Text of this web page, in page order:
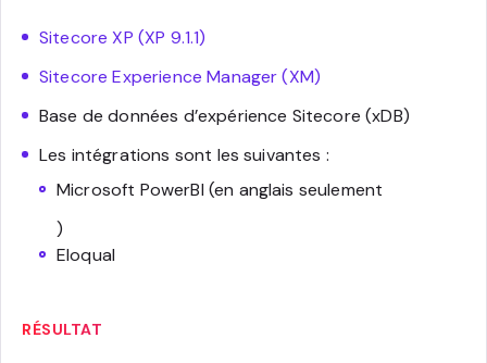
Sitecore XP (XP 9.1.1)
Sitecore Experience Manager (XM)
Base de données d’expérience Sitecore (xDB)
Les intégrations sont les suivantes :
Microsoft PowerBI (en anglais seulement
)
EloquaI
RÉSULTAT